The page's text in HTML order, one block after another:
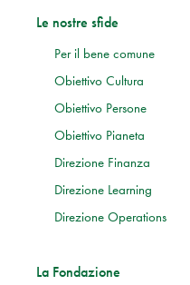
Le nostre sfide
Per il bene comune
Obiettivo Cultura
Obiettivo Persone
Obiettivo Pianeta
Direzione Finanza
Direzione Learning
Direzione Operations
La Fondazione